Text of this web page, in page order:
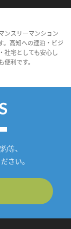
ンスリーマンション
。高知への連泊・ビジ
社宅としても安心し
利です。
等、
さい。